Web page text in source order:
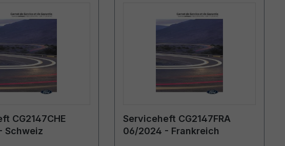
CG2147CHE
Schweiz
Serviceheft CG2147FRA
06/2024 - Frankreich